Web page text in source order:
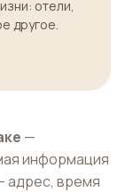
отели,
другое.
—
информация
адрес, время